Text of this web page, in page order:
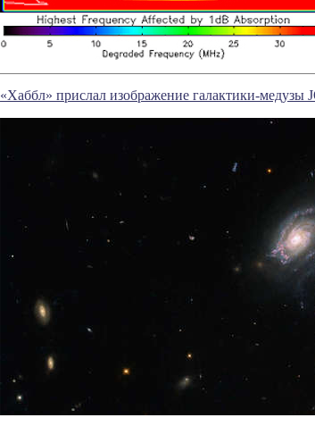
«Хаббл» прислал изображение галактики-медузы